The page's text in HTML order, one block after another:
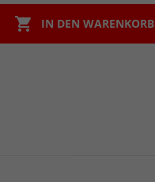
 IN DEN WARENKORB